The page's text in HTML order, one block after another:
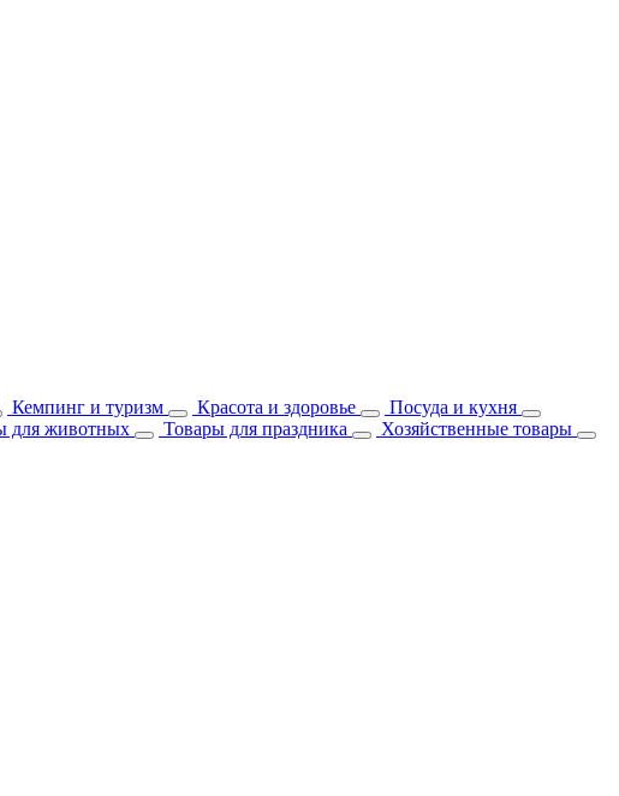
Кемпинг и туризм Красота и здоровье
Посуда и кухня
для животных Товары для праздника
Хозяйственные товары